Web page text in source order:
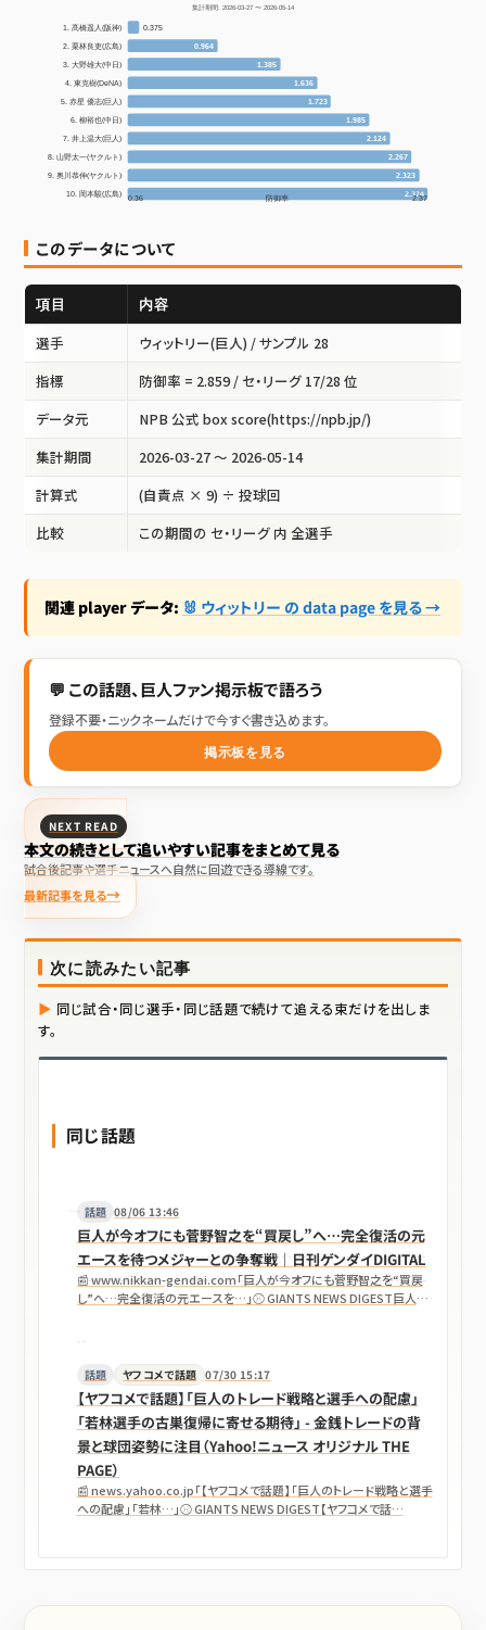
集計期間: 2026-03-27 〜 2026-05-14
1. 髙橋遥人(阪神) 0.375
2. 栗林良吏(広島) 0.964
3. 大野雄大(中日) 1.385
4. 東克樹(DeNA) 1.636
5. 赤星 優志(巨人) 1.723
6. 柳裕也(中日) 1.985
7. 井上温大(巨人) 2.124
8. 山野太一(ヤクルト) 2.267
9. 奥川恭伸(ヤクルト) 2.323
10. 岡本駿(広島) 2.374
0.36 2.37
防御率
このデータについて
項目
内容
選手
ウィットリー(巨人) / サンプル 28
指標
防御率 = 2.859/ セ・リーグ 17/28 位
データ元
NPB 公式 box score(https://npb.jp/)
集計期間
2026-03-27 〜 2026-05-14
計算式
(自責点 × 9) ÷ 投球回
比較
この期間の セ・リーグ 内 全選手
関連 player データ: 🐰 ウィットリー の data page を見る →
💬 この話題、巨人ファン掲示板で語ろう
登録不要・ニックネームだけで今すぐ書き込めます。
掲示板を見る
NEXT READ
本文の続きとして追いやすい記事をまとめて見る
試合後記事や選手ニュースへ自然に回遊できる導線です。
最新記事を見る
次に読みたい記事
同じ試合・同じ選手・同じ話題で続けて追える束だけを出しま
す。
同じ話題
話題 08/06 13:46
巨人が今オフにも菅野智之を“買戻し”へ…完全復活の元
エースを待つメジャーとの争奪戦｜日刊ゲンダイDIGITAL
📰 www.nikkan-gendai.com「巨人が今オフにも菅野智之を“買戻
し”へ…完全復活の元エースを…」⚾ GIANTS NEWS DIGEST巨人が
話題 ヤフコメで話題 07/30 15:17
【ヤフコメで話題】「巨人のトレード戦略と選手への配慮」
「若林選手の古巣復帰に寄せる期待」 - 金銭トレードの背
景と球団姿勢に注目（Yahoo!ニュース オリジナル THE
PAGE）
📰 news.yahoo.co.jp「【ヤフコメで話題】「巨人のトレード戦略と選手
への配慮」「若林…」⚾ GIANTS NEWS DIGEST【ヤフコメで話…